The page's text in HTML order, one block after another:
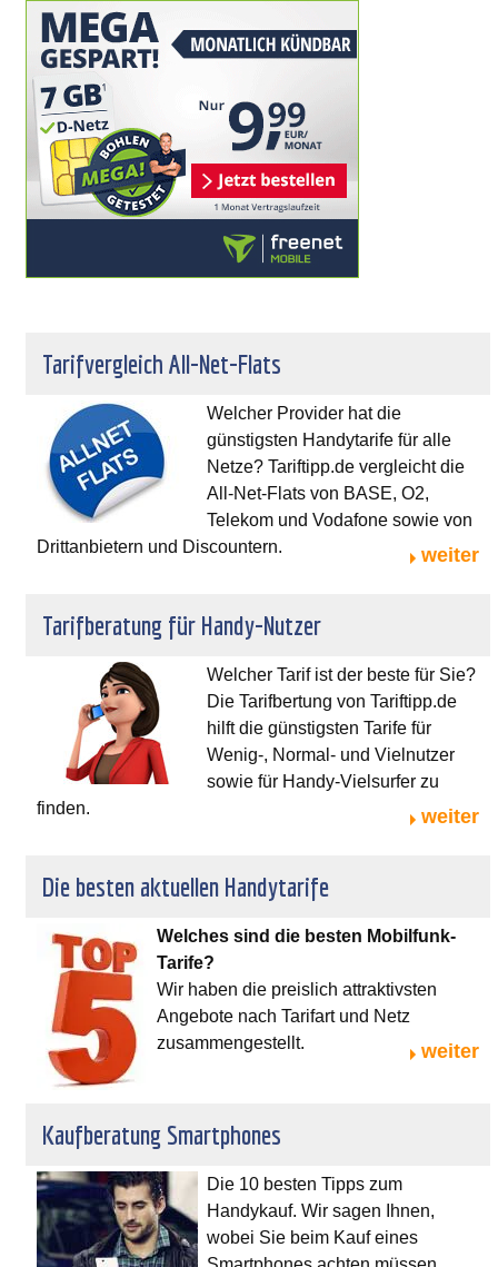
Tarifvergleich All-Net-Flats
Welcher Provider hat die
günstigsten Handytarife für alle
Netze? Tariftipp.de vergleicht die
All-Net-Flats von BASE, O2,
Telekom und Vodafone sowie von
Drittanbietern und Discountern.
weiter
Tarifberatung für Handy-Nutzer
Welcher Tarif ist der beste für Sie?
Die Tarifbertung von Tariftipp.de
hilft die günstigsten Tarife für
Wenig-, Normal- und Vielnutzer
sowie für Handy-Vielsurfer zu
finden.
weiter
Die besten aktuellen Handytarife
Welches sind die besten Mobilfunk-
Tarife?
Wir haben die preislich attraktivsten
Angebote nach Tarifart und Netz
zusammengestellt.
weiter
Kaufberatung Smartphones
Die 10 besten Tipps zum
Handykauf. Wir sagen Ihnen,
wobei Sie beim Kauf eines